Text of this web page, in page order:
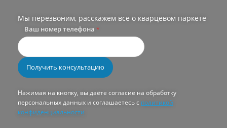
Мы перезвоним, расскажем все о кварцевом паркете
Ваш номер телефона *
Нажимая на кнопку, вы даёте согласие на обработку
персональных данных и соглашаетесь с политикой
конфиденциальности